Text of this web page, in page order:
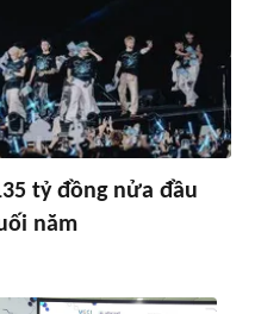
tỷ đồng nửa đầu
năm